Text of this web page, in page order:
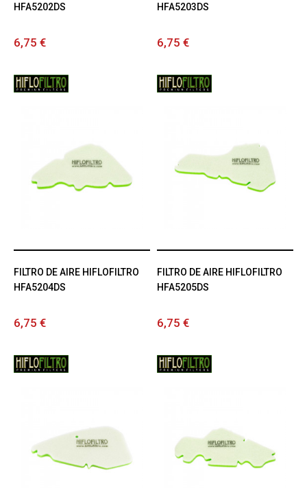
HFA5202DS
6,75 €
HFA5203DS
6,75 €
FILTRO DE AIRE HIFLOFILTRO
HFA5204DS
6,75 €
FILTRO DE AIRE HIFLOFILTRO
HFA5205DS
6,75 €